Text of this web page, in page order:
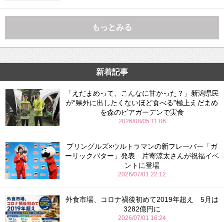
もっとみる
新着記事
「えだまめって、こんなに甘かった？」新潟県民
が“県外に出したくないほど食べる”極上えだまめ
を森のビアガーデンで実食
2026/08/05 11:06
プリングルズ×ウルトラマンの新フレーバー「ガ
ーリックバター」発表 片寄涼太さんが祝福イベ
ントに登場
2026/07/01 22:12
外食市場、コロナ禍後初めて2019年超え 5月は
3282億円に
2026/07/01 16:24